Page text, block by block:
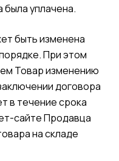
уплачена.
быть изменена
При этом
Товар изменению
договора
в течение срока
сайте Продавца
на складе